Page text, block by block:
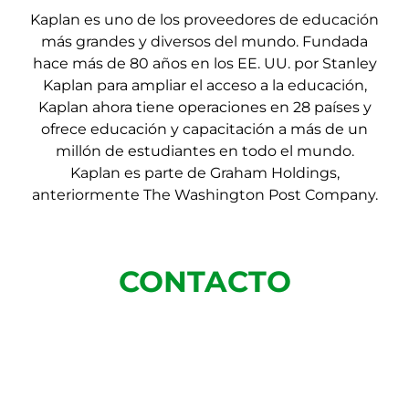
Kaplan es uno de los proveedores de educación
más grandes y diversos del mundo. Fundada
hace más de 80 años en los EE. UU. por Stanley
Kaplan para ampliar el acceso a la educación,
Kaplan ahora tiene operaciones en 28 países y
ofrece educación y capacitación a más de un
millón de estudiantes en todo el mundo.
Kaplan es parte de Graham Holdings,
anteriormente The Washington Post Company.
CONTACTO